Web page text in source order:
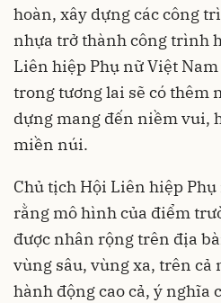
hoàn, xây dựng các công
nhựa trở thành công trình
Liên hiệp Phụ nữ Việt
trong tương lai sẽ có thêm
dựng mang đến niềm vui,
miền núi.
Chủ tịch Hội Liên hiệp
rằng mô hình của điểm
được nhân rộng trên địa
vùng sâu, vùng xa, trên cả
hành động cao cả, ý nghĩa